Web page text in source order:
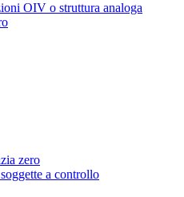
OIV o struttura analoga
zero
a controllo